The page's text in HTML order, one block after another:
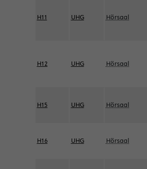
H11 UHG Hörsaal
H12 UHG Hörsaal
H15 UHG Hörsaal
H16 UHG Hörsaal